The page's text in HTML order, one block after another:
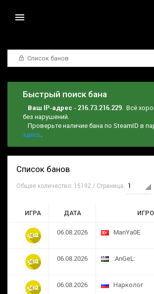
Список банов
Быстрый поиск бана
Ваш IP-адрес - 216.73.216.229. Всё
без нарушений.
Проверьте наличие бана по SteamID в
здесь.
Список банов
Общее количество: 15192 / Страница:
ИГРА ДАТА
06.08.2026 ManYa0E
06.08.2026 :AnGeL:
06.08.2026 Нарколог